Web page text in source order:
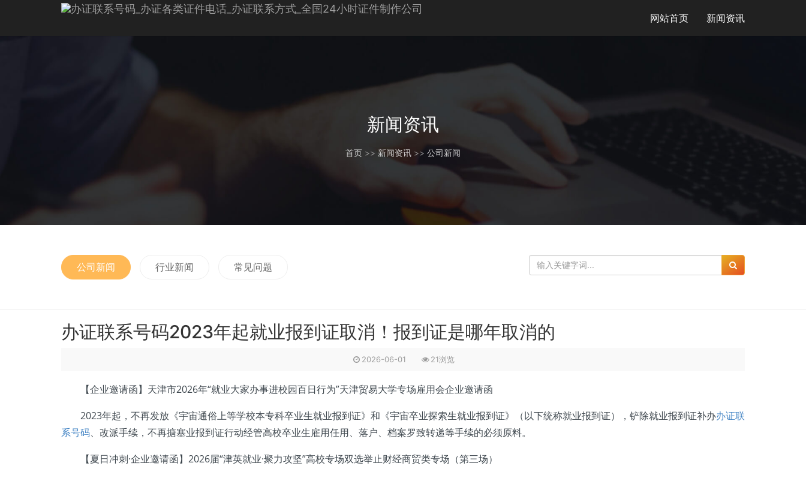
网站首页 新闻资讯
新闻资讯
首页 >> 新闻资讯 >> 公司新闻
公司新闻 行业新闻 常见问题
办证联系号码2023年起就业报到证取消！报到证是哪年取消的
2026-06-01 21浏览
【企业邀请函】天津市2026年“就业大家办事进校园百日行为”天津贸易大学专场雇用会企业邀请函
2023年起，不再发放《宇宙通俗上等学校本专科卒业生就业报到证》和《宇宙卒业探索生就业报到证》（以下统称就业报到证），铲除就业报到证补办办证联
系号码、改派手续，不再搪塞业报到证行动经管高校卒业生雇用任用、落户、档案罗致转递等手续的必须原料。
【夏日冲刺·企业邀请函】2026届“津英就业·聚力攻坚”高校专场双选举止财经商贸类专场（第三场）